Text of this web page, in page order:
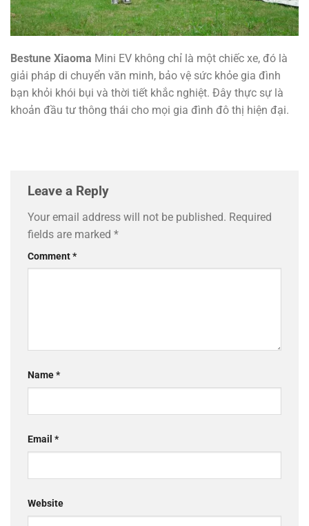
Bestune Xiaoma Mini EV không chỉ là một chiếc xe, đó là
giải pháp di chuyển văn minh, bảo vệ sức khỏe gia đình
bạn khỏi khói bụi và thời tiết khắc nghiệt. Đây thực sự là
khoản đầu tư thông thái cho mọi gia đình đô thị hiện đại.
Leave a Reply
Your email address will not be published. Required
fields are marked *
Comment*
Name*
Email *
Website